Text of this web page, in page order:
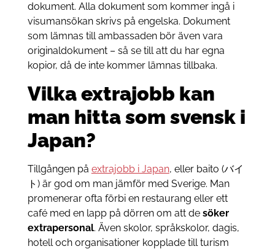
dokument. Alla dokument som kommer ingå i
visumansökan skrivs på engelska. Dokument
som lämnas till ambassaden bör även vara
originaldokument – så se till att du har egna
kopior, då de inte kommer lämnas tillbaka.
Vilka extrajobb kan
man hitta som svensk i
Japan?
Tillgången på extrajobb i Japan, eller baito (バイ
ト) är god om man jämför med Sverige. Man
promenerar ofta förbi en restaurang eller ett
café med en lapp på dörren om att de söker
extrapersonal. Även skolor, språkskolor, dagis,
hotell och organisationer kopplade till turism